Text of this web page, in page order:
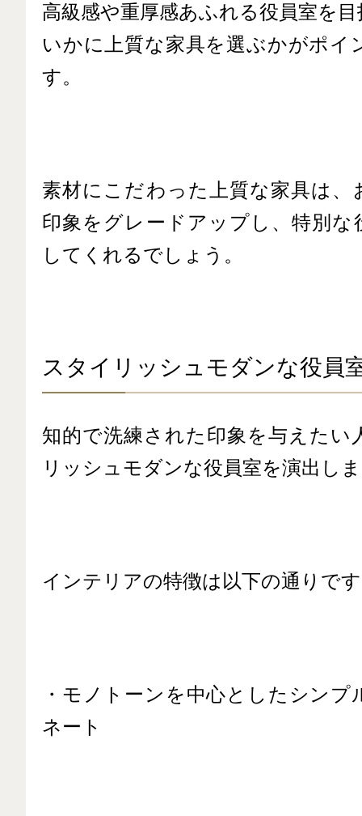
高級感や重厚感あふれる役員室を
いかに上質な家具を選ぶかがポイ
す。
素材にこだわった上質な家具は、
印象をグレードアップし、特別な
してくれるでしょう。
スタイリッシュモダンな役員
知的で洗練された印象を与えたい
リッシュモダンな役員室を演出し
インテリアの特徴は以下の通りで
・モノトーンを中心としたシンプ
ネート